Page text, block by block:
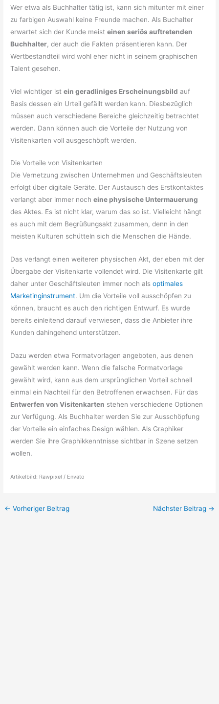
Wer etwa als Buchhalter tätig ist, kann sich mitunter mit einer
zu farbigen Auswahl keine Freunde machen. Als Buchalter
erwartet sich der Kunde meisteinen seriös auftretenden
Buchhalter, der auch die Fakten präsentieren kann. Der
Wertbestandteil wird wohl eher nicht in seinem graphischen
Talent gesehen.
Viel wichtiger istein geradliniges Erscheinungsbild auf
Basis dessen ein Urteil gefällt werden kann. Diesbezüglich
müssen auch verschiedene Bereiche gleichzeitig betrachtet
werden. Dann können auch die Vorteile der Nutzung von
Visitenkarten voll ausgeschöpft werden.
Die Vorteile von Visitenkarten
Die Vernetzung zwischen Unternehmen und Geschäftsleuten
erfolgt über digitale Geräte. Der Austausch des Erstkontaktes
verlangt aber immer nocheine physische Untermauerung
des Aktes. Es ist nicht klar, warum das so ist. Vielleicht hängt
es auch mit dem Begrüßungsakt zusammen, denn in den
meisten Kulturen schütteln sich die Menschen die Hände.
Das verlangt einen weiteren physischen Akt, der eben mit der
Übergabe der Visitenkarte vollendet wird. Die Visitenkarte gilt
daher unter Geschäftsleuten immer noch alsoptimales
Marketinginstrument. Um die Vorteile voll ausschöpfen zu
können, braucht es auch den richtigen Entwurf. Es wurde
bereits einleitend darauf verwiesen, dass die Anbieter ihre
Kunden dahingehend unterstützen.
Dazu werden etwa Formatvorlagen angeboten, aus denen
gewählt werden kann. Wenn die falsche Formatvorlage
gewählt wird, kann aus dem ursprünglichen Vorteil schnell
einmal ein Nachteil für den Betroffenen erwachsen. Für das
Entwerfen von Visitenkarten stehen verschiedene Optionen
zur Verfügung. Als Buchhalter werden Sie zur Ausschöpfung
der Vorteile ein einfaches Design wählen. Als Graphiker
werden Sie ihre Graphikkenntnisse sichtbar in Szene setzen
wollen.
Artikelbild: Rawpixel / Envato
← Vorheriger Beitrag Nächster Beitrag →